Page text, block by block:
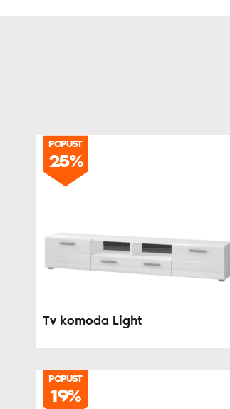
POPUST
25%
Tv komoda Light
POPUST
19%